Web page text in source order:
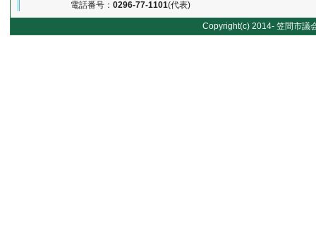
電話番号： 0296-77-1101(代表)
Copyright(c) 2014- 笠間市議